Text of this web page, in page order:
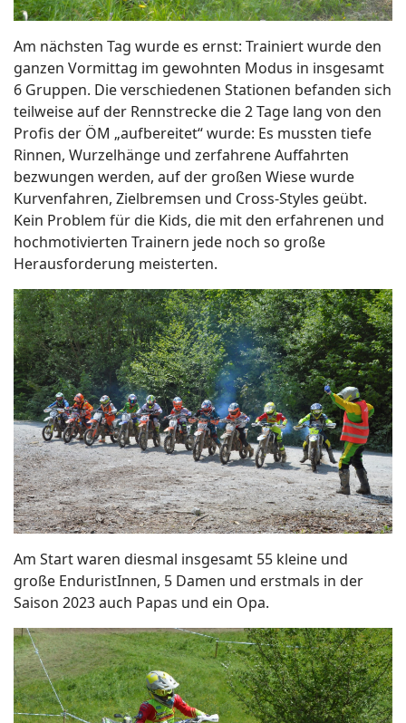
Am nächsten Tag wurde es ernst: Trainiert wurde den
ganzen Vormittag im gewohnten Modus in insgesamt
6 Gruppen. Die verschiedenen Stationen befanden sich
teilweise auf der Rennstrecke die 2 Tage lang von den
Profis der ÖM „aufbereitet“ wurde: Es mussten tiefe
Rinnen, Wurzelhänge und zerfahrene Auffahrten
bezwungen werden, auf der großen Wiese wurde
Kurvenfahren, Zielbremsen und Cross-Styles geübt.
Kein Problem für die Kids, die mit den erfahrenen und
hochmotivierten Trainern jede noch so große
Herausforderung meisterten.
Am Start waren diesmal insgesamt 55 kleine und
große EnduristInnen, 5 Damen und erstmals in der
Saison 2023 auch Papas und ein Opa.